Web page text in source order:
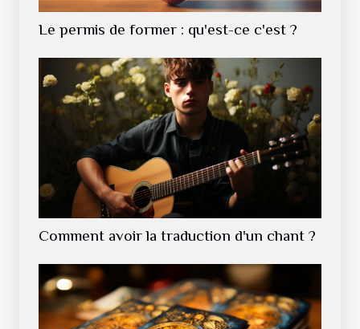
Le permis de former : qu'est-ce c'est ?
Comment avoir la traduction d'un chant ?